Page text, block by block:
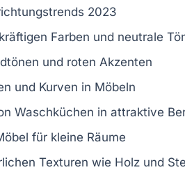
2023
kräftigen Farben und neutrale
und roten Akzenten
und Kurven in Möbeln
Waschküchen in attraktive
für kleine Räume
Texturen wie Holz und